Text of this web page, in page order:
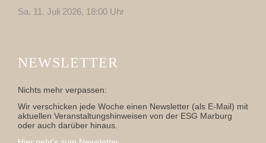
Sa. 11. Juli 2026, 18:00 Uhr
NEWSLETTER
Nichts mehr verpassen:
Wir verschicken jede Woche einen Newsletter (als E-Mail) mit
aktuellen Veranstaltungshinweisen von der ESG Marburg
oder auch darüber hinaus.